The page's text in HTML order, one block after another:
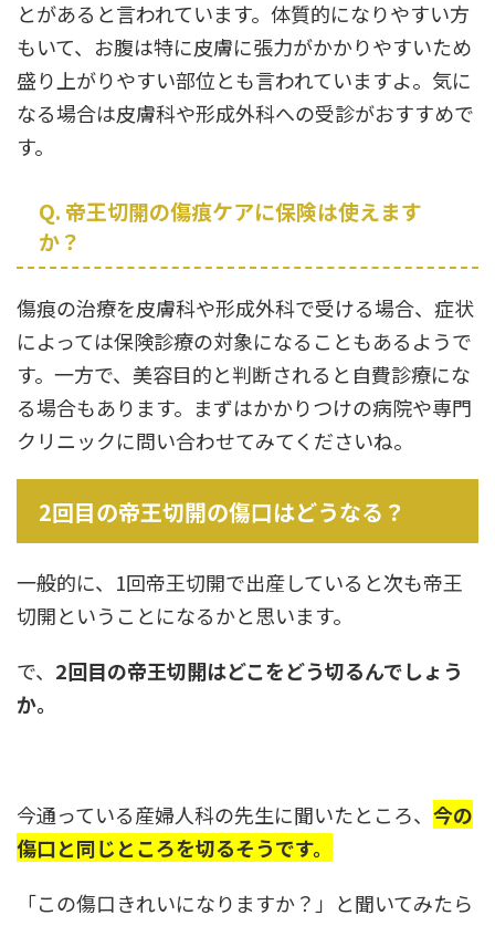
とがあると言われています。体質的になりやすい方
もいて、お腹は特に皮膚に張力がかかりやすいため
盛り上がりやすい部位とも言われていますよ。気に
なる場合は皮膚科や形成外科への受診がおすすめで
す。
Q. 帝王切開の傷痕ケアに保険は使えます
か？
傷痕の治療を皮膚科や形成外科で受ける場合、症状
によっては保険診療の対象になることもあるようで
す。一方で、美容目的と判断されると自費診療にな
る場合もあります。まずはかかりつけの病院や専門
クリニックに問い合わせてみてくださいね。
2回目の帝王切開の傷口はどうなる？
一般的に、1回帝王切開で出産していると次も帝王
切開ということになるかと思います。
で、 2回目の帝王切開はどこをどう切るんでしょう
か。
今通っている産婦人科の先生に聞いたところ、 今の
傷口と同じところを切るそうです。
「この傷口きれいになりますか？」と聞いてみたら